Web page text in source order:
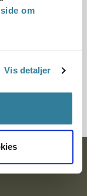
om
Vis detaljer